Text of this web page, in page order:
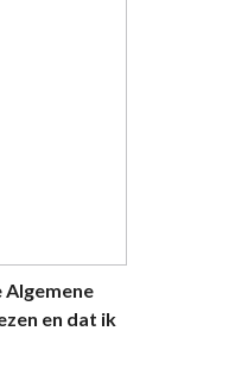
Algemene
en dat ik